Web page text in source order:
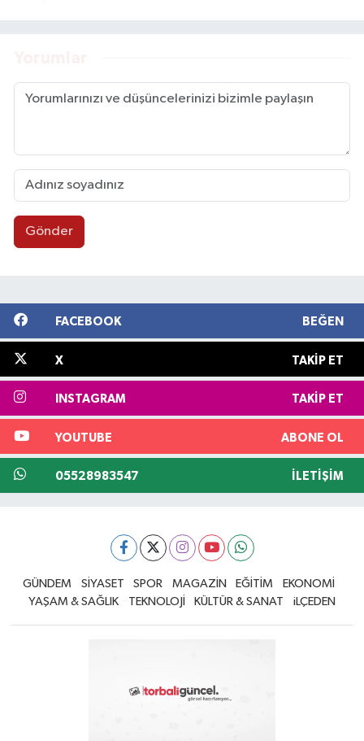
Gönder
FACEBOOK BEĞEN
X TAKIP ET
INSTAGRAM TAKIP ET
YOUTUBE ABONE OL
05528983547 İLETIŞIM
GÜNDEM SİYASET SPOR MAGAZİN EĞİTİM
EKONOMİ
YAŞAM & SAĞLIK
TEKNOLOJİ KÜLTÜR & SANAT iLÇEDEN